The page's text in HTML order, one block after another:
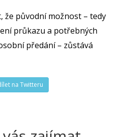
že původní možnost – tedy
průkazu a potřebných
předání – zůstává
na Twitteru